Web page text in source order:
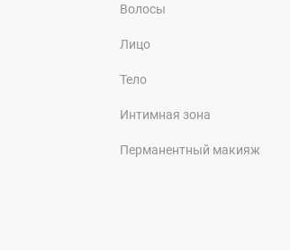
Волосы
Лицо
Тело
Интимная зона
Перманентный макияж